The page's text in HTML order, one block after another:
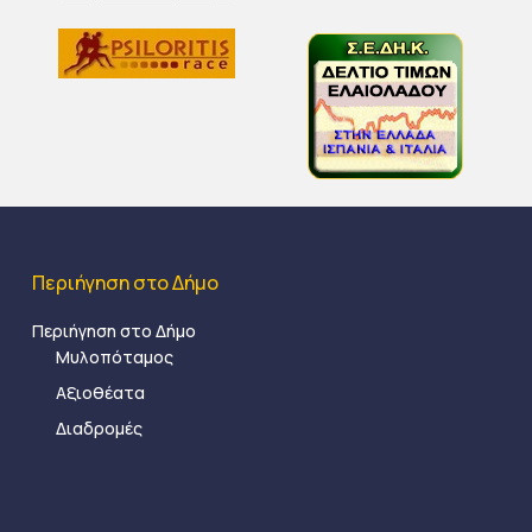
Περιήγηση στο Δήμο
Περιήγηση στο Δήμο
Μυλοπόταμος
Αξιοθέατα
Διαδρομές